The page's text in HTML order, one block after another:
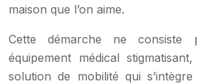
maison que l’on aime.
Cette démarche ne
équipement médical
solution de mobilité qui